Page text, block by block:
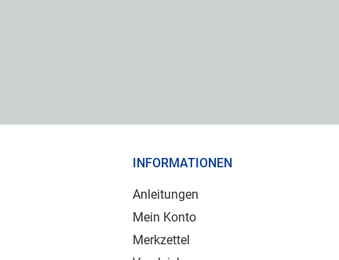
INFORMATIONEN
Anleitungen
Mein Konto
Merkzettel